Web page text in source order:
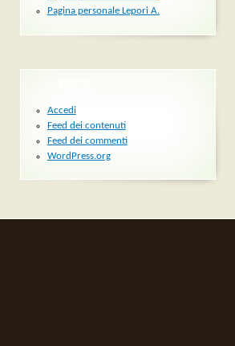
Pagina personale Lepori A.
Accedi
Feed dei contenuti
Feed dei commenti
WordPress.org